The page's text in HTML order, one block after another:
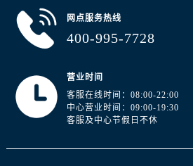
网点服务热线
400-995-7728
营业时间
客服在线时间：08:00-22:00
中心营业时间：09:00-19:30
客服及中心节假日不休